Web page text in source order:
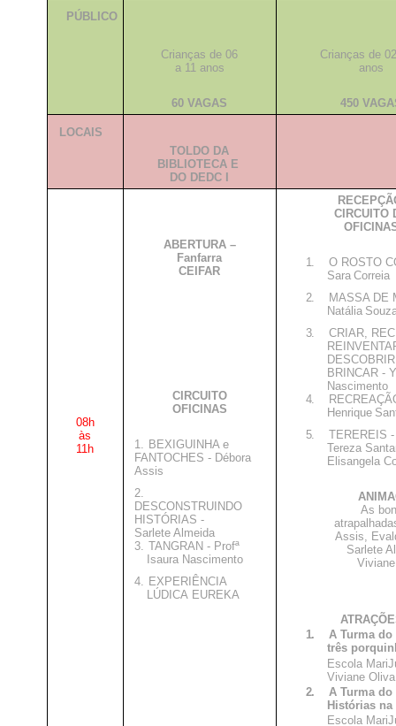
PÚBLICO
Crianças de 06
a 11 anos
60 VAGAS
Crianças de
anos
450
LOCAIS
TOLDO DA
BIBLIOTECA E
DO DEDC I
08h
às
11h
ABERTURA –
Fanfarra
CEIFAR
CIRCUITO
OFICINAS
1. BEXIGUINHA e
FANTOCHES - Débora
Assis
2.
DESCONSTRUINDO
HISTÓRIAS -
Sarlete Almeida
3. TANGRAN - Profª
Isaura Nascimento
4. EXPERIÊNCIA
LÚDICA EUREKA
CIRCUITO
1.
O ROSTO
Sara Correia
2.
MASSA DE
Natália
3.
CRIAR,
BRINCAR -
Nascimento
4.
Henrique
5.
TEREREIS -
Tereza
Elisangela
As
Assis,
Sarlete
1.
A Turma
três
Escola
Viviane Oliva
2.
A Turma
Histórias na
Escola